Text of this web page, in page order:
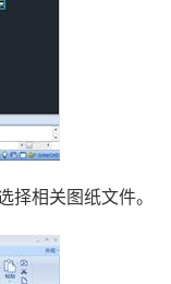
择相关图纸文件。